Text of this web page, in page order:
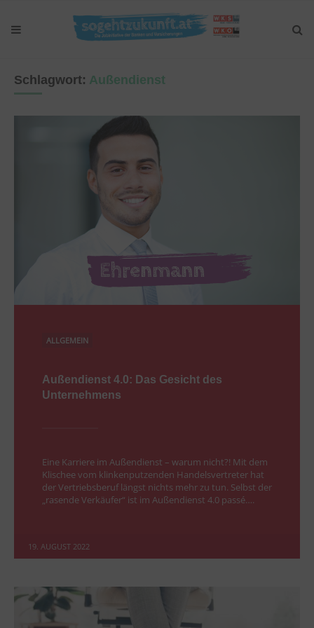
Schlagwort: Außendienst
ALLGEMEIN
Außendienst 4.0: Das Gesicht des
Unternehmens
Eine Karriere im Außendienst – warum nicht?! Mit dem
Klischee vom klinkenputzenden Handelsvertreter hat
der Vertriebsberuf längst nichts mehr zu tun. Selbst der
„rasende Verkäufer“ ist im Außendienst 4.0 passé….
19. AUGUST 2022